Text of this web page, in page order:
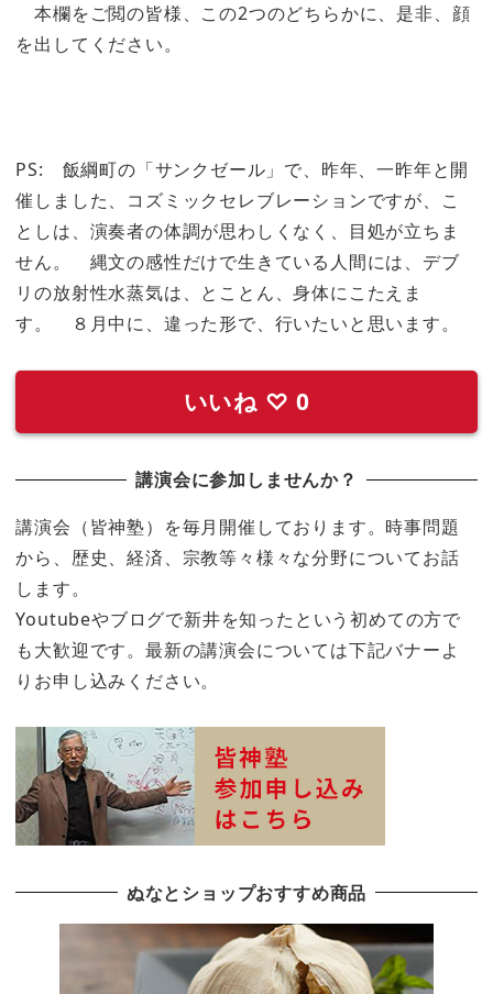
本欄をご閲の皆様、この2つのどちらかに、是非、顔
を出してください。
PS: 飯綱町の「サンクゼール」で、昨年、一昨年と開
催しました、コズミックセレブレーションですが、こ
としは、演奏者の体調が思わしくなく、目処が立ちま
せん。 縄文の感性だけで生きている人間には、デブ
リの放射性水蒸気は、とことん、身体にこたえま
す。 ８月中に、違った形で、行いたいと思います。
いいね ♡ 0
講演会に参加しませんか？
講演会（皆神塾）を毎月開催しております。時事問題
から、歴史、経済、宗教等々様々な分野についてお話
します。
Youtubeやブログで新井を知ったという初めての方で
も大歓迎です。最新の講演会については下記バナーよ
りお申し込みください。
ぬなとショップおすすめ商品